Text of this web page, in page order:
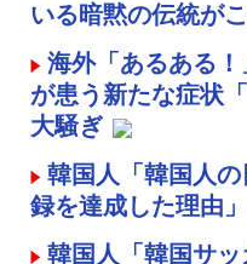
いる暗黙の伝統が
海外「あるある
が患う新たな症状
大騒ぎ
韓国人「韓国人
録を達成した理由」
韓国人「韓国サ